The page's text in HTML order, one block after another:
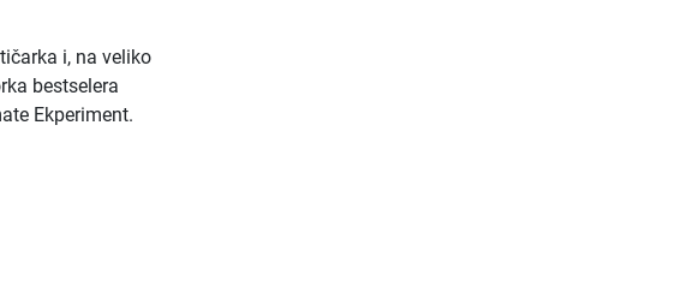
i, na veliko
bestselera
Ekperiment.